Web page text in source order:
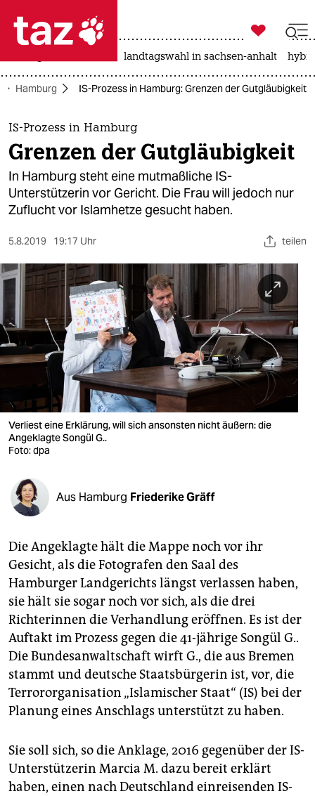
 taz zahl ich
taz zahl ich
themen
politik
öko
sport
berlin
nord
wahrheit
verlag
verlag
shop
fragen & hilfe
unterstützen
abo
genossenschaft
epaper login

taz zahl ich
landtagswahl in sachsen-anhalt
Hamburg IS-Prozess in Hamburg: Grenzen der Gutgläubigkeit
IS-Prozess in Hamburg
Grenzen der Gutgläubigkeit
In Hamburg steht eine mutmaßliche IS-
Unterstützerin vor Gericht. Die Frau will jedoch nur
Zuflucht vor Islamhetze gesucht haben.
5.8.2019 19:17 Uhr teilen
Verliest eine Erklärung, will sich ansonsten nicht äußern: die
Angeklagte Songül G..
Foto: dpa
Aus Hamburg Friederike Gräff
Die Angeklagte hält die Mappe noch vor ihr
Gesicht, als die Fotografen den Saal des
Hamburger Landgerichts längst verlassen haben,
sie hält sie sogar noch vor sich, als die drei
Richterinnen die Verhandlung eröffnen. Es ist der
Auftakt im Prozess gegen die 41-jährige Songül G..
Die Bundesanwaltschaft wirft G., die aus Bremen
stammt und deutsche Staatsbürgerin ist, vor, die
Terrororganisation „Islamischer Staat“ (IS) bei der
Planung eines Anschlags unterstützt zu haben.
Sie soll sich, so die Anklage, 2016 gegenüber der IS-
Unterstützerin Marcia M. dazu bereit erklärt
haben, einen nach Deutschland einreisenden IS-